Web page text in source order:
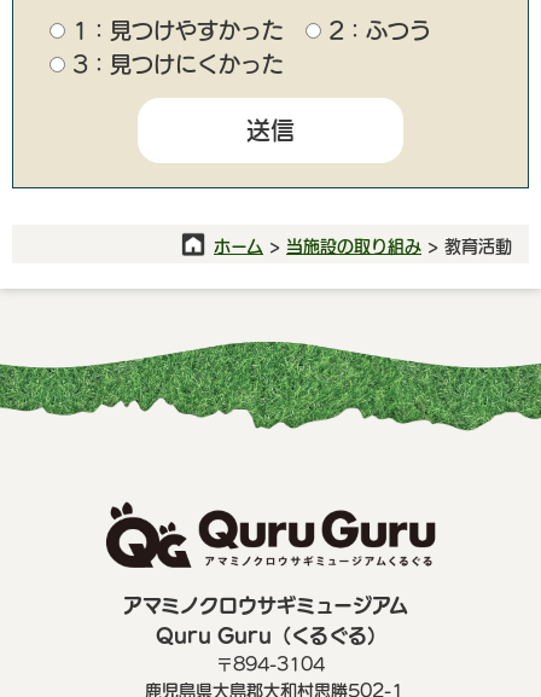
1：見つけやすかった
2：ふつう
3：見つけにくかった
ホーム > 当施設の取り組み > 教育活動
アマミノクロウサギミュージアム
Quru Guru（くるぐる）
〒894-3104
鹿児島県大島郡大和村思勝502-1